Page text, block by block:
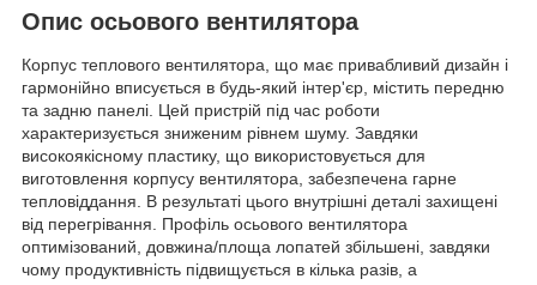
Опис осьового вентилятора
Корпус теплового вентилятора, що має привабливий дизайн і
гармонійно вписується в будь-який інтер'єр, містить передню
та задню панелі. Цей пристрій під час роботи
характеризується зниженим рівнем шуму. Завдяки
високоякісному пластику, що використовується для
виготовлення корпусу вентилятора, забезпечена гарне
тепловіддання. В результаті цього внутрішні деталі захищені
від перегрівання. Профіль осьового вентилятора
оптимізований, довжина/площа лопатей збільшені, завдяки
чому продуктивність підвищується в кілька разів, а